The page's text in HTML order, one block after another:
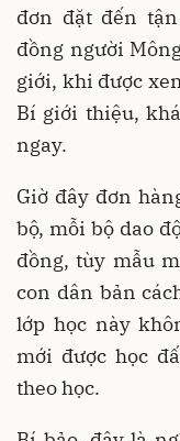
đơn đặt đến
đồng người
giới, khi được
Bí giới thiệu,
ngay.
Giờ đây đơn
bộ, mỗi bộ dao
đồng, tùy mẫu
con dân bản
lớp học này
mới được học
theo học.